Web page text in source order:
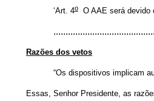
‘Art. 4o O AAE será devido
Razões dos vetos
“Os dispositivos implicam
Essas, Senhor Presidente, as